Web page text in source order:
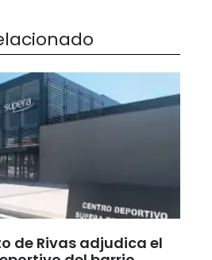
de Rivas adjudica el